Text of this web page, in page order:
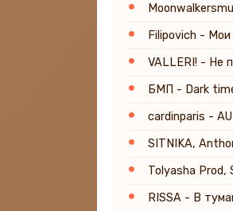
Filipovich - Мои
VALLERI! - Не
БМП - Dark
cardinparis -
Tolyasha Prod,
RISSA - В